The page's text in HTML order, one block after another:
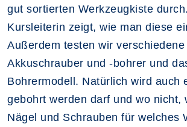
gut sortierten Werkzeugkiste
Kursleiterin zeigt, wie man diese
Außerdem testen wir verschiedene
Akkuschrauber und -bohrer und
Bohrermodell. Natürlich wird auch
gebohrt werden darf und wo nicht,
Nägel und Schrauben für welches